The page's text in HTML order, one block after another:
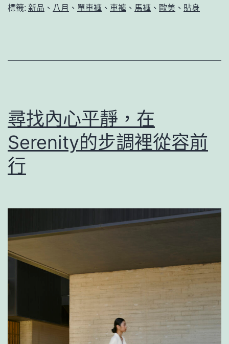
標籤: 新品 、 八月 、 單車褲 、 車褲 、 馬褲 、 歐美 、 貼身
尋找內心平靜，在
Serenity的步調裡從容前
行